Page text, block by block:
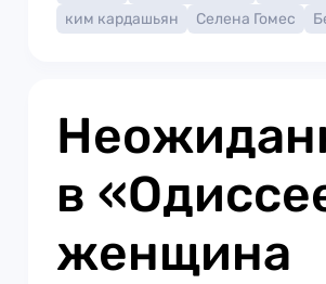
ким кардашьян
Селена Гомес
в
женщина